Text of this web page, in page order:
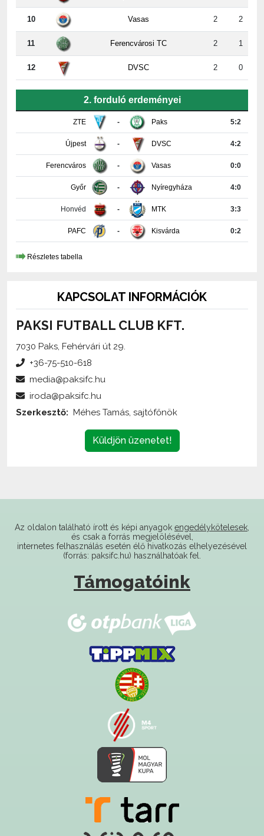
11 Ferencvárosi TC 2 1
12 DVSC 2 0
ZTE - Paks
Újpest DVSC 4:2
Ferencváros Vasas 0:0
Győr Nyíregyháza 4:0
Honvéd MTK 3:3
PAFC Kisvárda 0:2
Részletes tabella
PAKSI FUTBALL CLUB KFT.
7030 Paks, Fehérvári út 29.
Küldjön üzenetet!
internetes felhasználás esetén élő hivatkozás elhelyezésével
(forrás: paksifc.hu) használhatóak fel.
Támogatóink